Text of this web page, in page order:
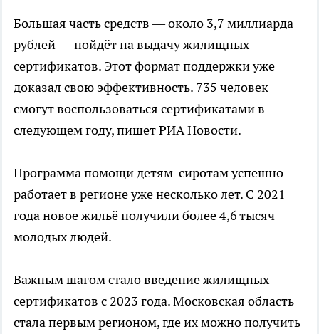
Большая часть средств — около 3,7 миллиарда
рублей — пойдёт на выдачу жилищных
сертификатов. Этот формат поддержки уже
доказал свою эффективность. 735 человек
смогут воспользоваться сертификатами в
следующем году, пишет РИА Новости.
Программа помощи детям-сиротам успешно
работает в регионе уже несколько лет. С 2021
года новое жильё получили более 4,6 тысяч
молодых людей.
Важным шагом стало введение жилищных
сертификатов с 2023 года. Московская область
стала первым регионом, где их можно получить